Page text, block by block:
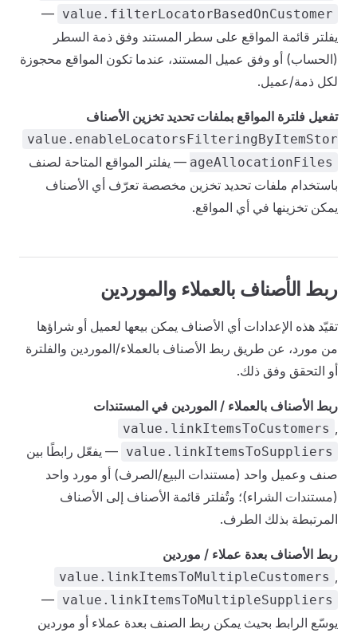
value.filterLocatorBasedOnCustomer
—
يفلتر قائمة المواقع على سطر المستند وفق ذمة السطر
(الحساب) أو وفق عميل المستند، عندما تكون المواقع محجوزة
لكل ذمة/عميل.
تفعيل فلترة المواقع بملفات تحديد تخزين الأصناف
value.enableLocatorsFilteringByItemStor
ageAllocationFiles — يفلتر المواقع المتاحة لصنف
باستخدام ملفات تحديد تخزين مخصصة تعرّف أي الأصناف
يمكن تخزينها في أي المواقع.
ربط الأصناف بالعملاء والموردين
تقيّد هذه الإعدادات أي الأصناف يمكن بيعها لعميل أو شراؤها
من مورد، عن طريق ربط الأصناف بالعملاء/الموردين والفلترة
أو التحقق وفق ذلك.
ربط الأصناف بالعملاء / الموردين في المستندات
value.linkItemsToCustomers ,
value.linkItemsToSuppliers — يفعّل رابطًا بين
صنف وعميل واحد (مستندات البيع/الصرف) أو مورد واحد
(مستندات الشراء)؛ وتُفلتر قائمة الأصناف إلى الأصناف
المرتبطة بذلك الطرف.
ربط الأصناف بعدة عملاء / موردين
value.linkItemsToMultipleCustomers ,
value.linkItemsToMultipleSuppliers
—
يوسّع الرابط بحيث يمكن ربط الصنف بعدة عملاء أو موردين